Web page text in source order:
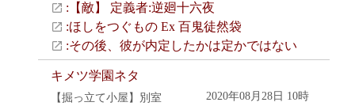
:【敵】 定義者:逆廻十六夜
:ほしをつぐもの Ex 百鬼徒然袋
:その後、彼が内定したかは定かではない
キメツ学園ネタ
【掘っ立て小屋】別室
2020年08月28日 10時